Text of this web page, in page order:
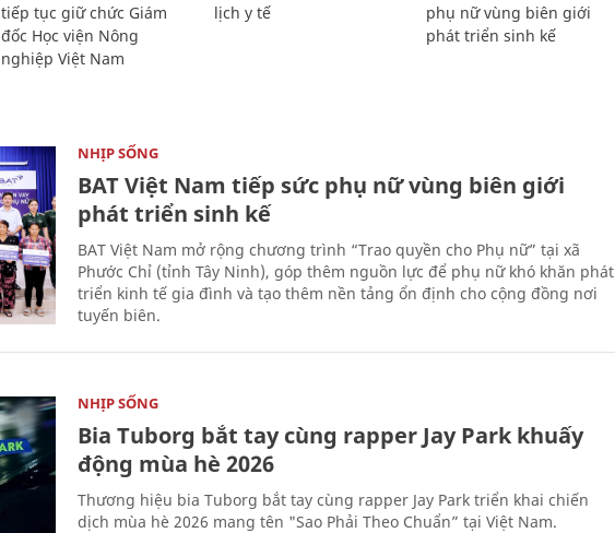
tiếp tục giữ chức Giám
đốc Học viện Nông
nghiệp Việt Nam
lịch y tế
phụ nữ vùng biên giới
phát triển sinh kế
NHỊP SỐNG
BAT Việt Nam tiếp sức phụ nữ vùng biên giới
phát triển sinh kế
BAT Việt Nam mở rộng chương trình “Trao quyền cho Phụ nữ” tại xã
Phước Chỉ (tỉnh Tây Ninh), góp thêm nguồn lực để phụ nữ khó khăn phát
triển kinh tế gia đình và tạo thêm nền tảng ổn định cho cộng đồng nơi
tuyến biên.
NHỊP SỐNG
Bia Tuborg bắt tay cùng rapper Jay Park khuấy
động mùa hè 2026
Thương hiệu bia Tuborg bắt tay cùng rapper Jay Park triển khai chiến
dịch mùa hè 2026 mang tên "Sao Phải Theo Chuẩn” tại Việt Nam.